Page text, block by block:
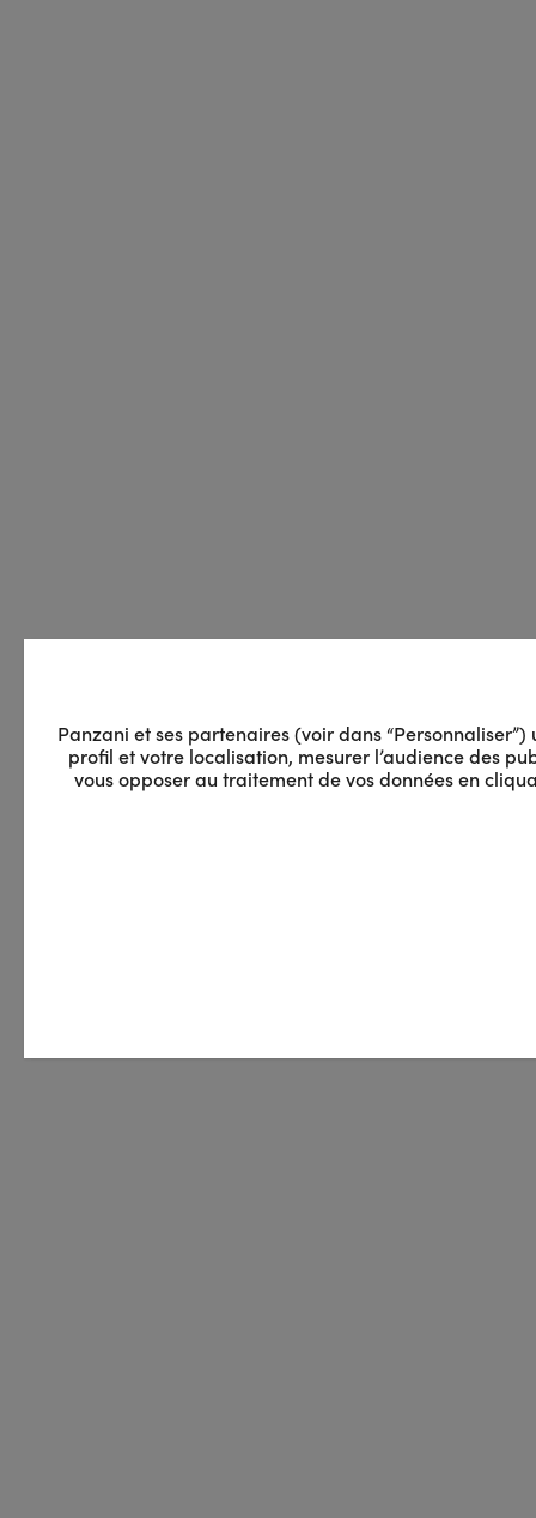
Panzani et ses partenaires (voir dans
profil et votre localisation, mesurer l’audience des
vous opposer au traitement de vos données en